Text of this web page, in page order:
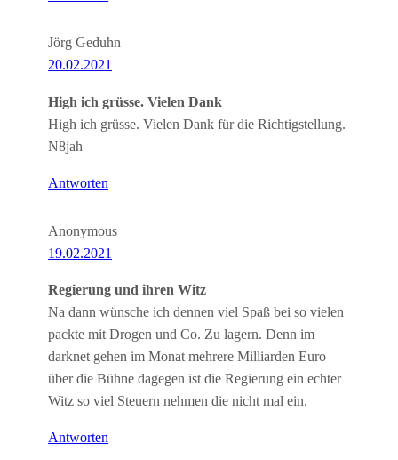
Jörg Geduhn
20.02.2021
High ich grüsse. Vielen Dank
High ich grüsse. Vielen Dank für die Richtigstellung.
N8jah
Antworten
Anonymous
19.02.2021
Regierung und ihren Witz
Na dann wünsche ich dennen viel Spaß bei so vielen
packte mit Drogen und Co. Zu lagern. Denn im
darknet gehen im Monat mehrere Milliarden Euro
über die Bühne dagegen ist die Regierung ein echter
Witz so viel Steuern nehmen die nicht mal ein.
Antworten